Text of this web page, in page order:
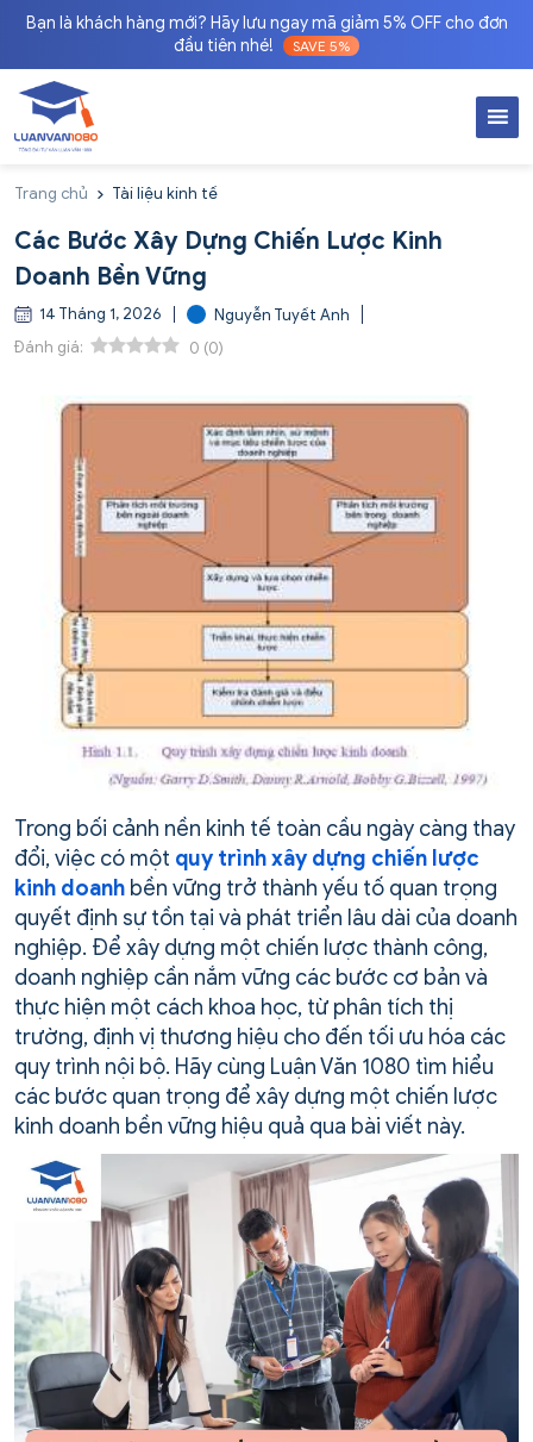
Bạn là khách hàng mới? Hãy lưu ngay mã giảm 5% OFF cho đơn
đầu tiên nhé!
SAVE 5%
Trang chủ Tài liệu kinh tế
Các Bước Xây Dựng Chiến Lược Kinh
Doanh Bền Vững
14 Tháng 1, 2026
Nguyễn Tuyết Anh
Đánh giá:
0 (0)
Trong bối cảnh nền kinh tế toàn cầu ngày càng thay
đổi, việc có một quy trình xây dựng chiến lược
kinh doanh bền vững trở thành yếu tố quan trọng
quyết định sự tồn tại và phát triển lâu dài của doanh
nghiệp. Để xây dựng một chiến lược thành công,
doanh nghiệp cần nắm vững các bước cơ bản và
thực hiện một cách khoa học, từ phân tích thị
trường, định vị thương hiệu cho đến tối ưu hóa các
quy trình nội bộ. Hãy cùng Luận Văn 1080 tìm hiểu
các bước quan trọng để xây dựng một chiến lược
kinh doanh bền vững hiệu quả qua bài viết này.